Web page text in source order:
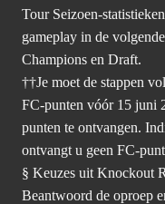
Tour Seizoen-
gameplay in de
Champions en Draft.
††Je moet de stappen
FC-punten vóór 15 juni
punten te ontvangen.
ontvangt u geen FC-
§ Keuzes uit Knockout
Beantwoord de oproep